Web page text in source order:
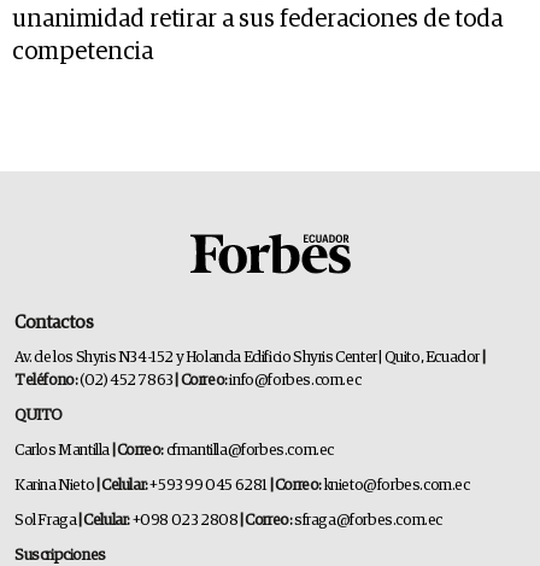
unanimidad retirar a sus federaciones de toda
competencia
Contactos
Av. de los Shyris N34-152 y Holanda Edificio Shyris Center | Quito, Ecuador
Teléfono:(02) 452 7863 | Correo:info@forbes.com.ec
QUITO
Carlos Mantilla | Correo:cfmantilla@forbes.com.ec
Karina Nieto | Celular:+593 99 045 6281 | Correo:knieto@forbes.com.ec
Sol Fraga| Celular:+098 023 2808 | Correo:sfraga@forbes.com.ec
Suscripciones